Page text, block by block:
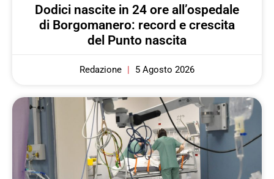
Dodici nascite in 24 ore all’ospedale
di Borgomanero: record e crescita
del Punto nascita
Redazione 5 Agosto 2026